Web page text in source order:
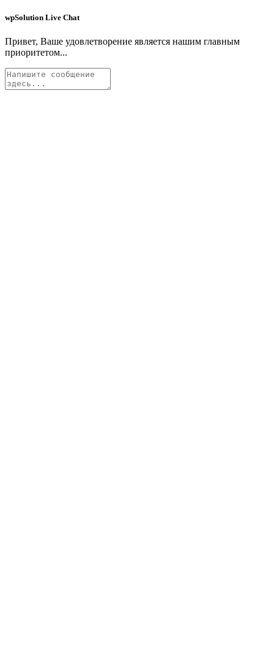
wpSolution Live Chat
Привет, Ваше удовлетворение является нашим главным
приоритетом...